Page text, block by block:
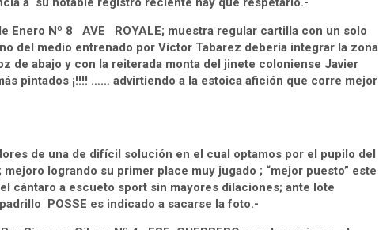
Enero Nº 8 AVE ROYALE; muestra regular cartilla con un solo
del medio entrenado por Víctor Tabarez debería integrar la zona
de abajo y con la reiterada monta del jinete coloniense Javier
pintados ¡!!!! …… advirtiendo a la estoica afición que corre mejor
de una de difícil solución en el cual optamos por el pupilo del
logrando su primer place muy jugado ; “mejor puesto” este
cántaro a escueto sport sin mayores dilaciones; ante lote
POSSE es indicado a sacarse la foto.-